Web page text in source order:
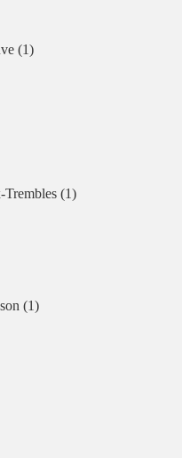
(1)
Trembles (1)
(1)